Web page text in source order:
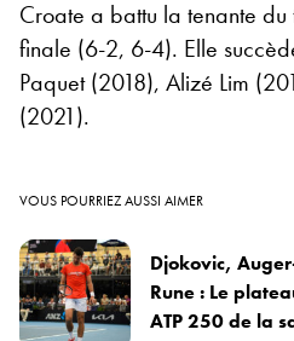
Croate a battu la tenante du
finale (6-2, 6-4). Elle
Paquet (2018), Alizé Lim
(2021).
VOUS POURRIEZ AUSSI AIMER
Djokovic,
Rune : Le
ATP 250 de la